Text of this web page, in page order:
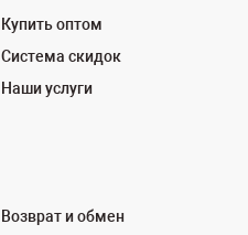
Купить оптом
Система скидок
Наши услуги
Возврат и обмен